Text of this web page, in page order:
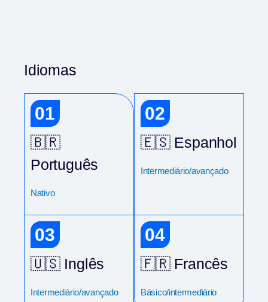
Idiomas
01
🇧🇷
Português
Nativo
02
🇪🇸 Espanhol
Intermediário/avançado
03
🇺🇸 Inglês
Intermediário/avançado
04
🇫🇷 Francês
Básico/intermediário